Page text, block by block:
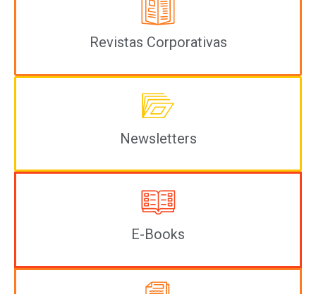
Revistas Corporativas
Newsletters
E-Books